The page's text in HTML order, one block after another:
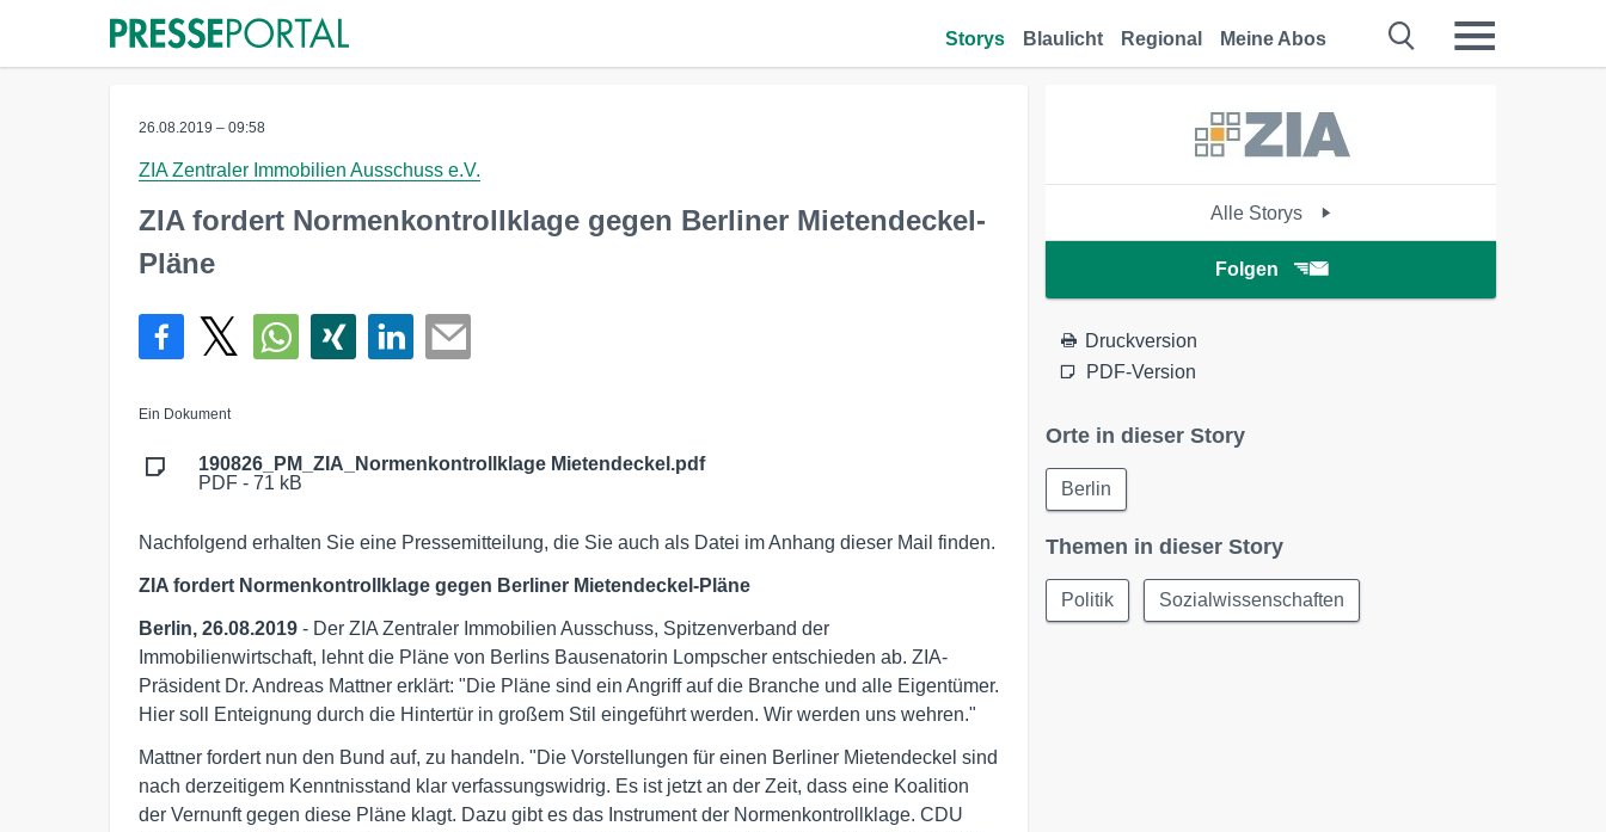
Storys Blaulicht Regional Meine Abos
26.08.2019 – 09:58
ZIA Zentraler Immobilien Ausschuss e.V.
ZIA fordert Normenkontrollklage gegen Berliner Mietendeckel-
Pläne
Ein Dokument
190826_PM_ZIA_Normenkontrollklage Mietendeckel.pdf
PDF - 71 kB
Nachfolgend erhalten Sie eine Pressemitteilung, die Sie auch als Datei im Anhang dieser Mail finden.
ZIA fordert Normenkontrollklage gegen Berliner Mietendeckel-Pläne
Berlin, 26.08.2019 - Der ZIA Zentraler Immobilien Ausschuss, Spitzenverband der
Immobilienwirtschaft, lehnt die Pläne von Berlins Bausenatorin Lompscher entschieden ab. ZIA-
Präsident Dr. Andreas Mattner erklärt: "Die Pläne sind ein Angriff auf die Branche und alle Eigentümer.
Hier soll Enteignung durch die Hintertür in großem Stil eingeführt werden. Wir werden uns wehren."
Mattner fordert nun den Bund auf, zu handeln. "Die Vorstellungen für einen Berliner Mietendeckel sind
nach derzeitigem Kenntnisstand klar verfassungswidrig. Es ist jetzt an der Zeit, dass eine Koalition
der Vernunft gegen diese Pläne klagt. Dazu gibt es das Instrument der Normenkontrollklage. CDU
Alle Storys
Folgen
Druckversion
PDF-Version
Orte in dieser Story
Berlin
Themen in dieser Story
Politik Sozialwissenschaften